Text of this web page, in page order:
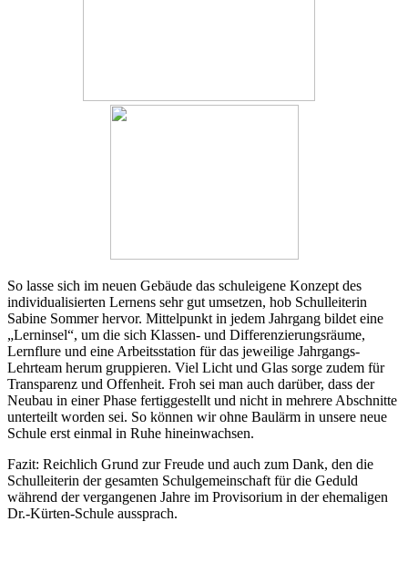
So lasse sich im neuen Gebäude das schuleigene Konzept des
individualisierten Lernens sehr gut umsetzen, hob Schulleiterin
Sabine Sommer hervor. Mittelpunkt in jedem Jahrgang bildet eine
„Lerninsel“, um die sich Klassen- und Differenzierungsräume,
Lernflure und eine Arbeitsstation für das jeweilige Jahrgangs-
Lehrteam herum gruppieren. Viel Licht und Glas sorge zudem für
Transparenz und Offenheit. Froh sei man auch darüber, dass der
Neubau in einer Phase fertiggestellt und nicht in mehrere Abschnitte
unterteilt worden sei. So können wir ohne Baulärm in unsere neue
Schule erst einmal in Ruhe hineinwachsen.
Fazit: Reichlich Grund zur Freude und auch zum Dank, den die
Schulleiterin der gesamten Schulgemeinschaft für die Geduld
während der vergangenen Jahre im Provisorium in der ehemaligen
Dr.-Kürten-Schule aussprach.